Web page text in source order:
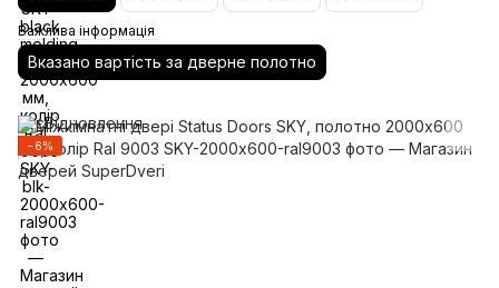
Важлива інформація
Вказано вартість за дверне полотно
−6%